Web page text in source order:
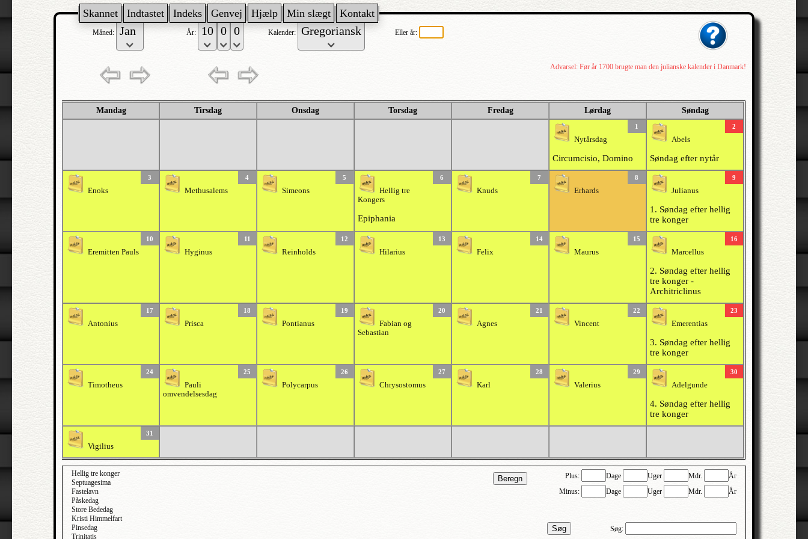
Skannet Indtastet Indeks Genvej Hjælp Min slægt Kontakt
Måned: År: Kalender: Eller år:
Advarsel: Før år 1700 brugte man den julianske kalender i Danmark!
Mandag Tirsdag Onsdag Torsdag Fredag Lørdag Søndag
1
Nytårsdag
Circumcisio, Domino
2
Abels
Søndag efter nytår
3
Enoks
4
Methusalems
5
Simeons
6
Hellig tre
Kongers
Epiphania
7
Knuds
8
Erhards
9
Julianus
1. Søndag efter hellig
tre konger
10
Eremitten Pauls
11
Hyginus
12
Reinholds
13
Hilarius
14
Felix
15
Maurus
16
Marcellus
2. Søndag efter hellig
tre konger -
Architriclinus
17
Antonius
18
Prisca
19
Pontianus
20
Fabian og
Sebastian
21
Agnes
22
Vincent
23
Emerentias
3. Søndag efter hellig
tre konger
24
Timotheus
25
Pauli
omvendelsesdag
26
Polycarpus
27
Chrysostomus
28
Karl
29
Valerius
30
Adelgunde
4. Søndag efter hellig
tre konger
31
Vigilius
Beregn Plus: Dage Uger Mdr.
År
Minus:
Dage Uger Mdr. År
Søg Søg:
Hellig tre konger
Septuagesima
Fastelavn
Påskedag
Store Bededag
Kristi Himmelfart
Pinsedag
Trinitatis